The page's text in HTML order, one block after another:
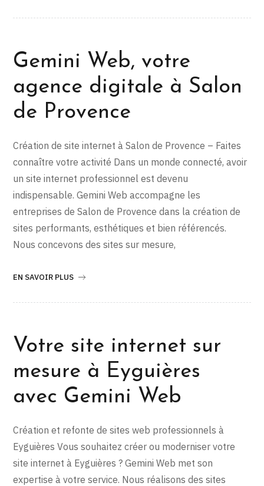
Gemini Web, votre
agence digitale à Salon
de Provence
Création de site internet à Salon de Provence – Faites
connaître votre activité Dans un monde connecté, avoir
un site internet professionnel est devenu
indispensable. Gemini Web accompagne les
entreprises de Salon de Provence dans la création de
sites performants, esthétiques et bien référencés.
Nous concevons des sites sur mesure,
EN SAVOIR PLUS
Votre site internet sur
mesure à Eyguières
avec Gemini Web
Création et refonte de sites web professionnels à
Eyguières Vous souhaitez créer ou moderniser votre
site internet à Eyguières ? Gemini Web met son
expertise à votre service. Nous réalisons des sites